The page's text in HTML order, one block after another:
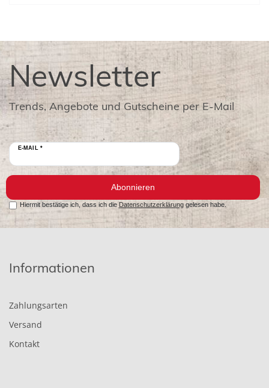
Newsletter
Trends, Angebote und Gutscheine per E-Mail
E-MAIL *
Abonnieren
Hiermit bestätige ich, dass ich die Datenschutzerklärunggelesen habe.
Informationen
Zahlungsarten
Versand
Kontakt